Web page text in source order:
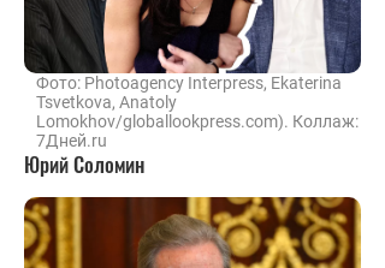
Фото: Photoagency Interpress, Ekaterina
Tsvetkova, Anatoly
Lomokhov/globallookpress.com). Коллаж:
7Дней.ru
Юрий Соломин